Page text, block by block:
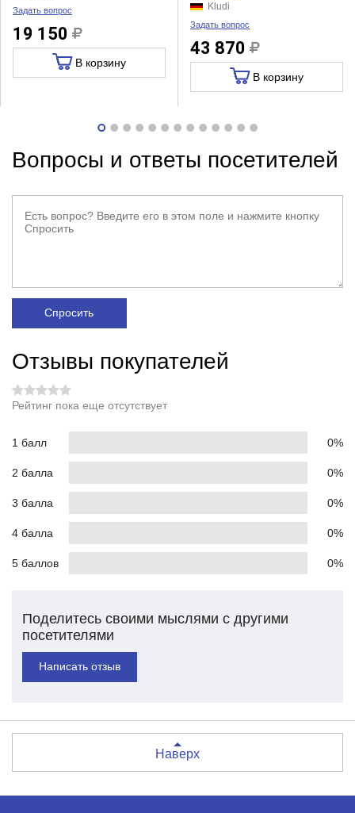
Задать вопрос
19 150
В корзину
Kludi
Задать вопрос
43 870
В корзину
Вопросы и ответы посетителей
Спросить
Отзывы покупателей
Рейтинг пока еще отсутствует
1 балл 0%
2 балла 0%
3 балла 0%
4 балла 0%
5 баллов 0%
Поделитесь своими мыслями с другими
посетителями
Написать отзыв
Наверх